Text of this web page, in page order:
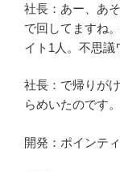
社長：あー、あ
で回してますね
イト1人。不思議
社長：で帰りが
らめいたのです。
開発：ポインテ